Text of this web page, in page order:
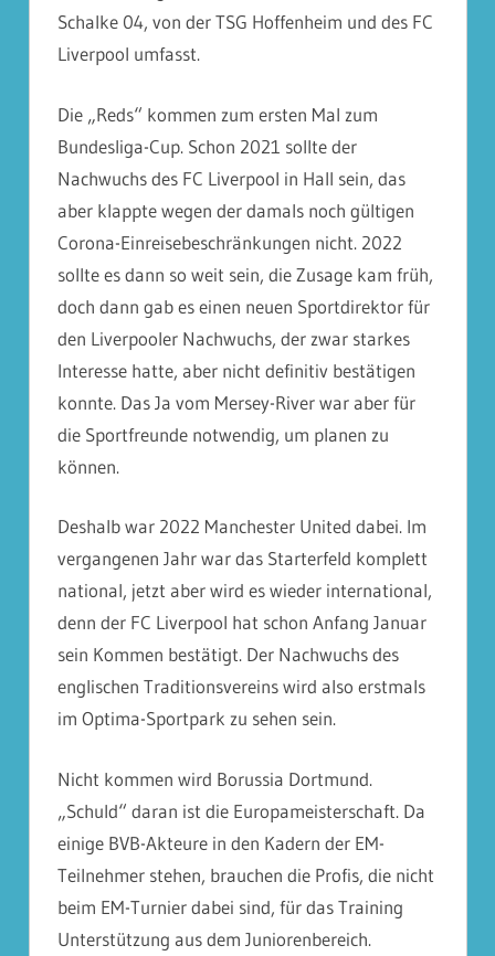
Schalke 04, von der TSG Hoffenheim und des FC
Liverpool umfasst.
Die „Reds“ kommen zum ersten Mal zum
Bundesliga-Cup. Schon 2021 sollte der
Nachwuchs des FC Liverpool in Hall sein, das
aber klappte wegen der damals noch gültigen
Corona-Einreisebeschränkungen nicht. 2022
sollte es dann so weit sein, die Zusage kam früh,
doch dann gab es einen neuen Sportdirektor für
den Liverpooler Nachwuchs, der zwar starkes
Interesse hatte, aber nicht definitiv bestätigen
konnte. Das Ja vom Mersey-River war aber für
die Sportfreunde notwendig, um planen zu
können.
Deshalb war 2022 Manchester United dabei. Im
vergangenen Jahr war das Starterfeld komplett
national, jetzt aber wird es wieder international,
denn der FC Liverpool hat schon Anfang Januar
sein Kommen bestätigt. Der Nachwuchs des
englischen Traditionsvereins wird also erstmals
im Optima-Sportpark zu sehen sein.
Nicht kommen wird Borussia Dortmund.
„Schuld“ daran ist die Europameisterschaft. Da
einige BVB-Akteure in den Kadern der EM-
Teilnehmer stehen, brauchen die Profis, die nicht
beim EM-Turnier dabei sind, für das Training
Unterstützung aus dem Juniorenbereich.